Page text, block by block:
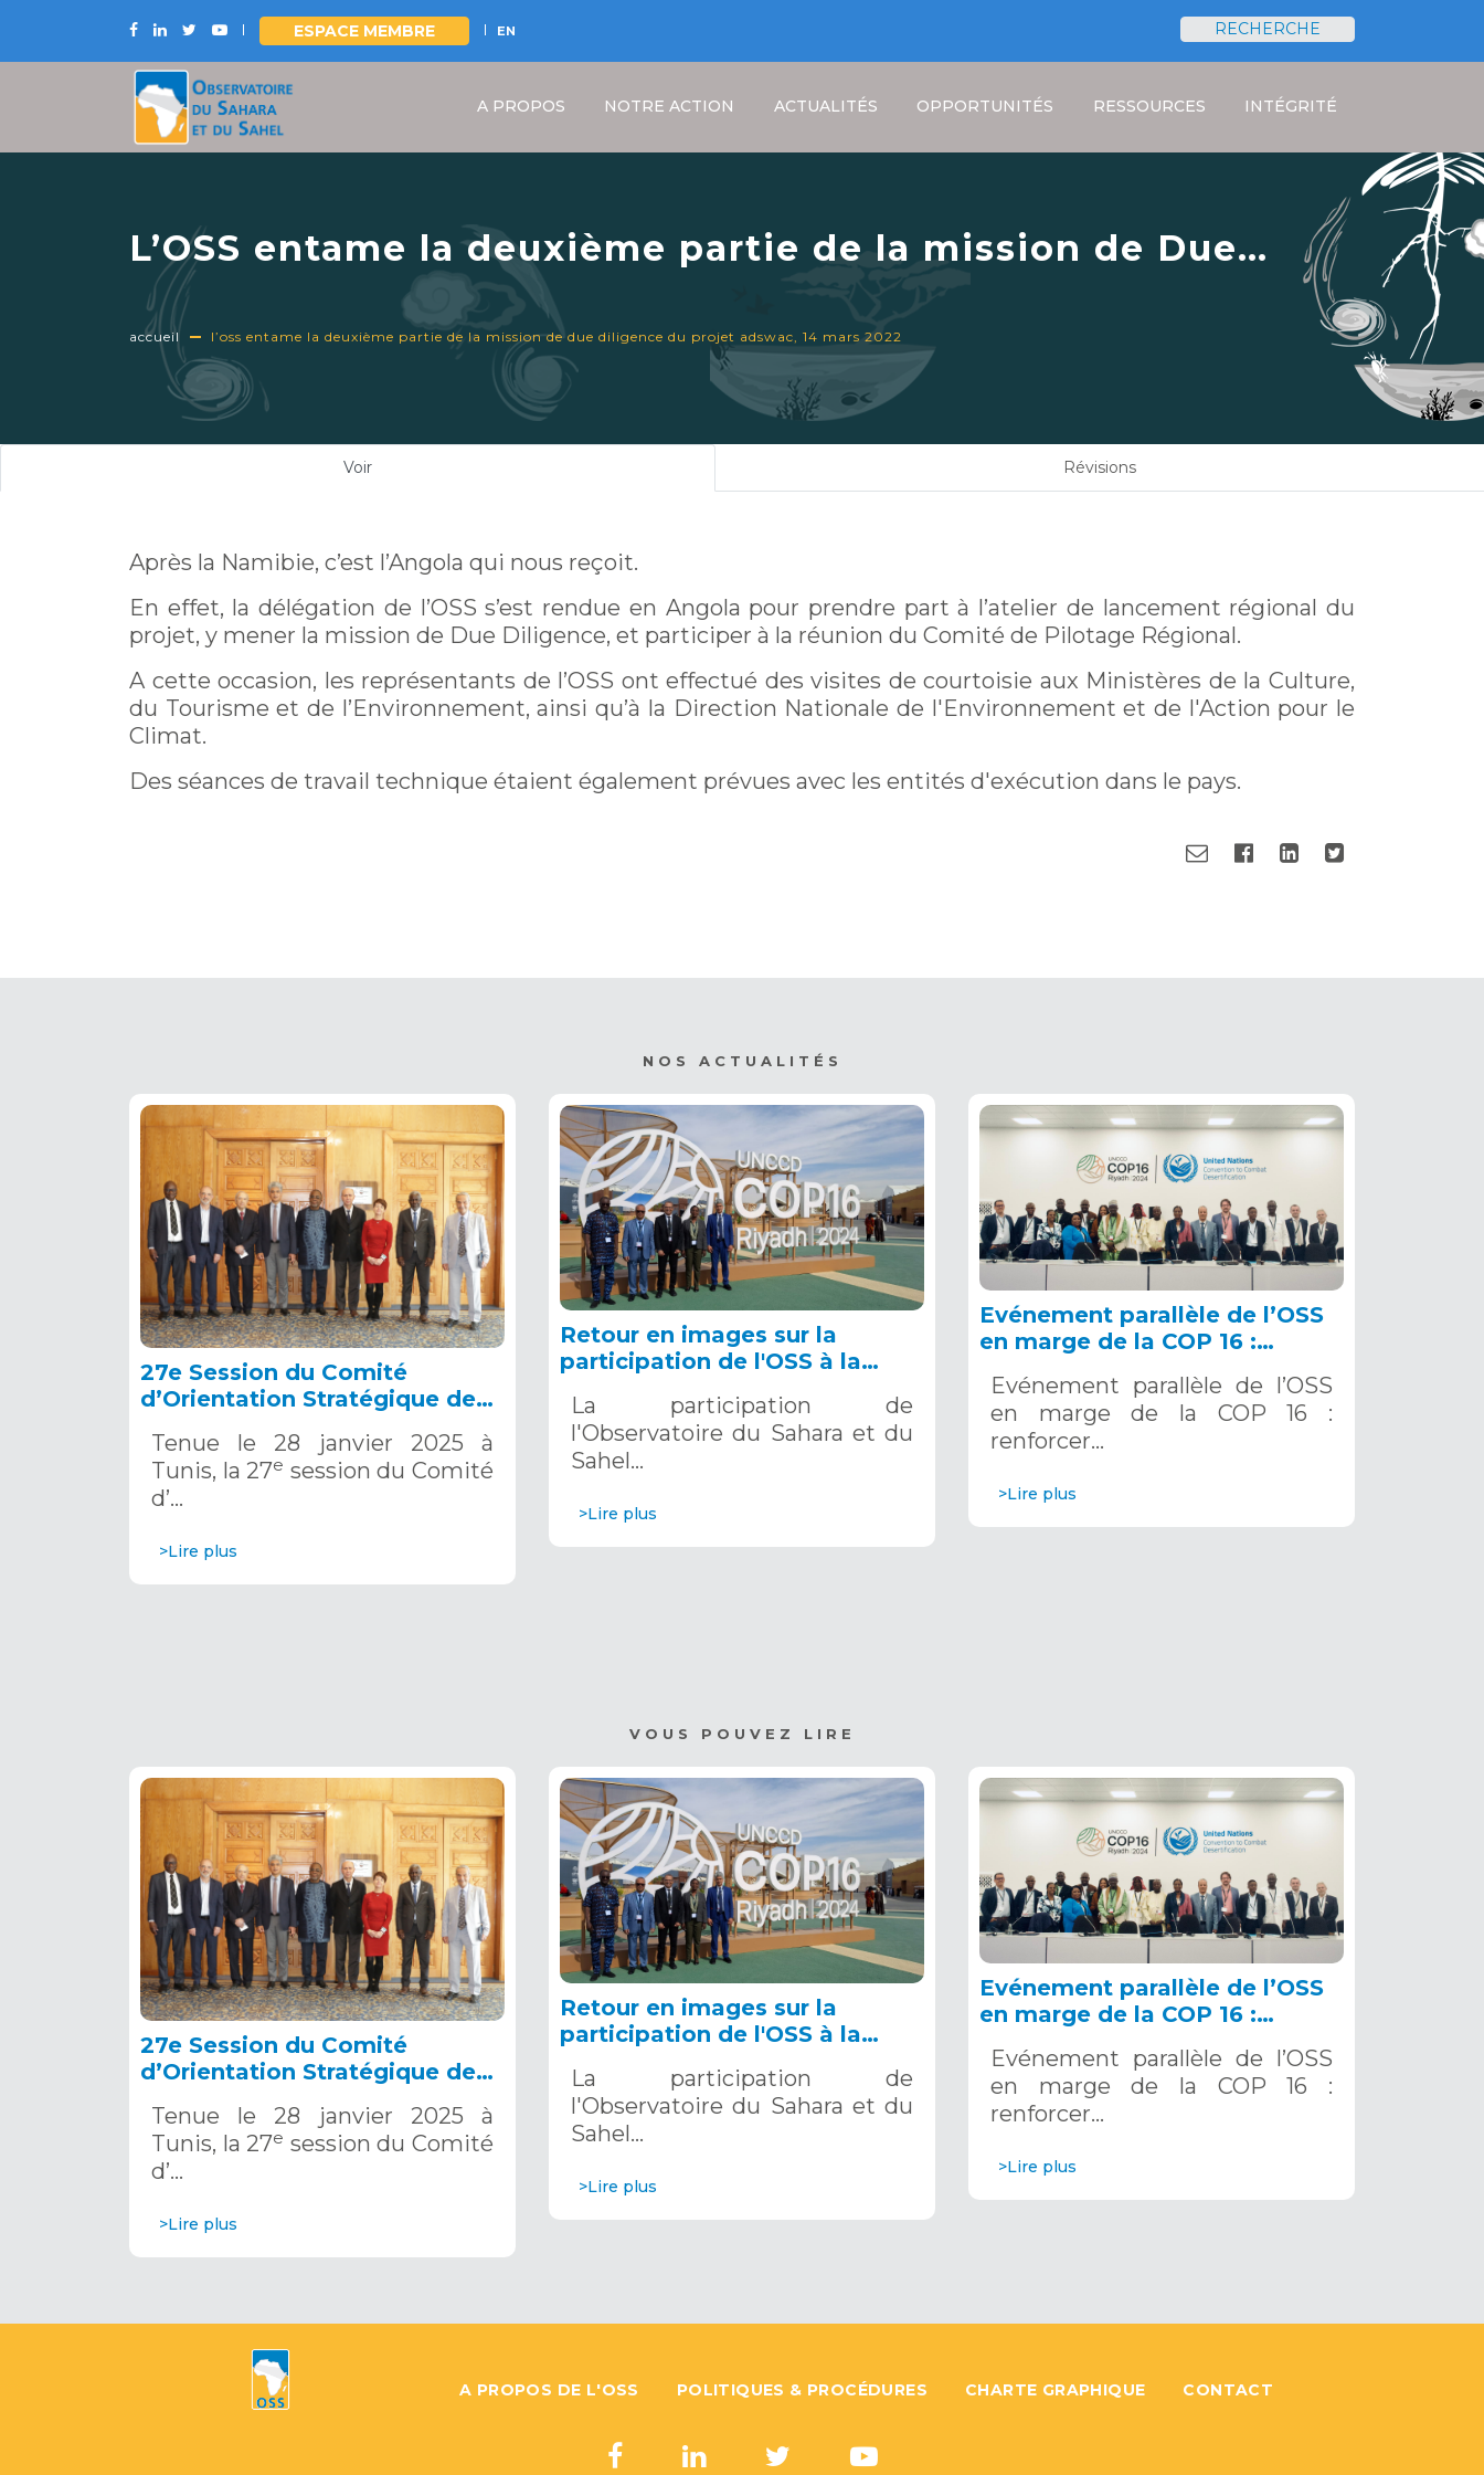
principal
ESPACE MEMBRE EN
RECHERCHE
A PROPOS NOTRE ACTION ACTUALITÉS OPPORTUNITÉS RESSOURCES INTÉGRITÉ
L’OSS entame la deuxième partie de la mission de Due
Diligence du projet ADSWAC, 14 mars 2022
Fil
accueil l’oss entame la deuxième partie de la mission de due diligence du projet adswac, 14 mars 2022
Voir(onglet
Révisions
Après la Namibie, c’est l’Angola qui nous reçoit.
En effet, la délégation de l’OSS s’est rendue en Angola pour prendre part à l’atelier de lancement régional du
projet, y mener la mission de Due Diligence, et participer à la réunion du Comité de Pilotage Régional.
A cette occasion, les représentants de l’OSS ont effectué des visites de courtoisie aux Ministères de la Culture,
du Tourisme et de l’Environnement, ainsi qu’à la Direction Nationale de l'Environnement et de l'Action pour le
Climat.
Des séances de travail technique étaient également prévues avec les entités d'exécution dans le pays.
NOS ACTUALITÉS
27e Session du Comité
d’Orientation Stratégique de
Tenue le 28 janvier 2025 à
Tunis, la 27e session du Comité
d’…
>Lire plus
Retour en images sur la
participation de l'OSS à la
2024 à Riyad, en Arabie
Saoudite
La participation de
l'Observatoire du Sahara et du
Sahel…
>Lire plus
Evénement parallèle de l’OSS
en marge de la COP 16 :
grâce aux Systèmes d’Alerte
Précoce Multirisques. 12
décembre 2024
Evénement parallèle de l’OSS
en marge de la COP 16 :
renforcer…
>Lire plus
VOUS POUVEZ LIRE
27e Session du Comité
d’Orientation Stratégique de
Tenue le 28 janvier 2025 à
Tunis, la 27e session du Comité
d’…
>Lire plus
Retour en images sur la
participation de l'OSS à la
2024 à Riyad, en Arabie
Saoudite
La participation de
l'Observatoire du Sahara et du
Sahel…
>Lire plus
Evénement parallèle de l’OSS
en marge de la COP 16 :
grâce aux Systèmes d’Alerte
Précoce Multirisques. 12
décembre 2024
Evénement parallèle de l’OSS
en marge de la COP 16 :
renforcer…
>Lire plus
A PROPOS DE L'OSS POLITIQUES & PROCÉDURES CHARTE GRAPHIQUE CONTACT